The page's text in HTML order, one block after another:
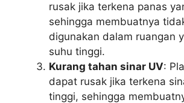
rusak jika terkena panas
sehingga membuatnya
digunakan dalam ruangan
suhu tinggi.
Kurang tahan sinar UV:
dapat rusak jika terkena
tinggi, sehingga